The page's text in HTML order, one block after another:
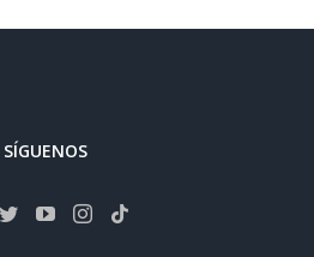
SÍGUENOS